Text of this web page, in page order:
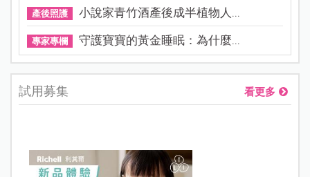
產後照護 小說家青竹酒產後成半植物人...
專家專欄 守護寶寶的黃金睡眠：為什麼...
試用募集 看更多